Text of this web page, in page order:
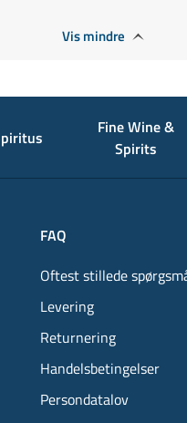
Vis mindre
Fine Wine &
Spirits
FAQ
Oftest stillede
Levering
Returnering
Handelsbetingelser
Persondatalov